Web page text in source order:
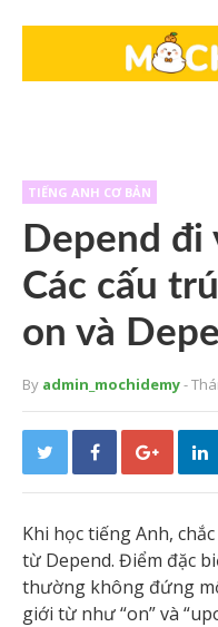
TIẾNG ANH CƠ BẢN
Depend
Các cấu
on và
By admin_mochidemy-
Khi học tiếng Anh,
từ Depend. Điểm đặc
thường không đứng
giới từ như “on” và